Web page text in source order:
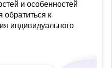
и особенностей
обратиться к
индивидуального